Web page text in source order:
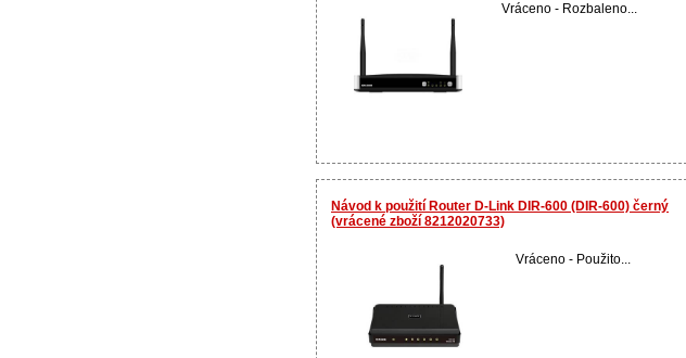
Vráceno - Rozbaleno...
Návod k použití Router D-Link DIR-600 (DIR-600) černý
(vrácené zboží 8212020733)
Vráceno - Použito...